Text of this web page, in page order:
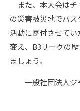
また、本大会はチ
の災害被災地でバ
活動に寄付させてい
変え、B3リーグの
ましょう。
一般社団法人